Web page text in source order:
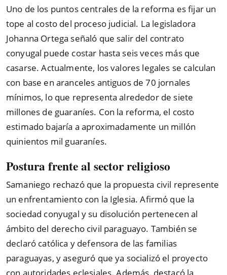
Uno de los puntos centrales de la reforma es fijar un
tope al costo del proceso judicial. La legisladora
Johanna Ortega señaló que salir del contrato
conyugal puede costar hasta seis veces más que
casarse. Actualmente, los valores legales se calculan
con base en aranceles antiguos de 70 jornales
mínimos, lo que representa alrededor de siete
millones de guaraníes. Con la reforma, el costo
estimado bajaría a aproximadamente un millón
quinientos mil guaraníes.
Postura frente al sector religioso
Samaniego rechazó que la propuesta civil represente
un enfrentamiento con la Iglesia. Afirmó que la
sociedad conyugal y su disolución pertenecen al
ámbito del derecho civil paraguayo. También se
declaró católica y defensora de las familias
paraguayas, y aseguró que ya socializó el proyecto
con autoridades eclesiales. Además, destacó la